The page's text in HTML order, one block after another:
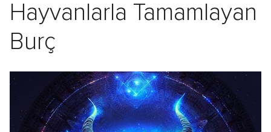
Hayvanlarla Tamamlayan
Burç